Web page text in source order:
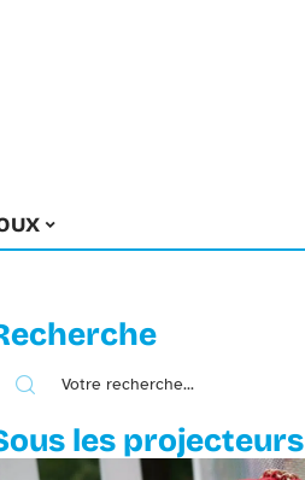
les projecteurs